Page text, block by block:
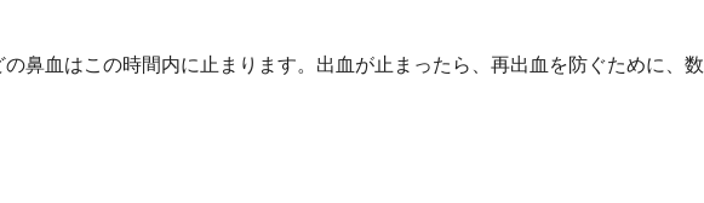
鼻血はこの時間内に止まります。出血が止まったら、再出血を防ぐために、数